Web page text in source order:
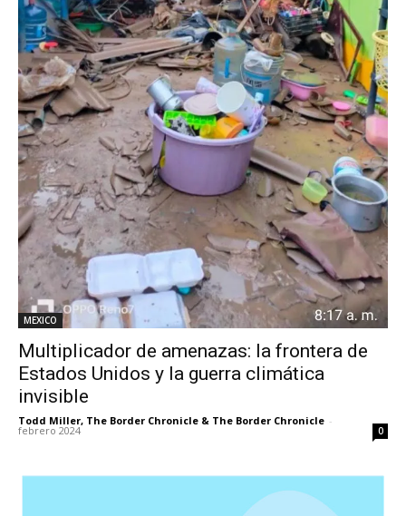
MEXICO
Multiplicador de amenazas: la frontera de
Estados Unidos y la guerra climática
invisible
Todd Miller, The Border Chronicle & The Border Chronicle -
febrero 2024 0